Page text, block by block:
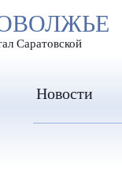
Саратовской
Новости